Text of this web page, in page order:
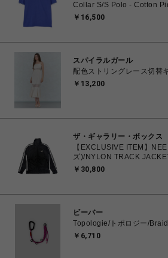
Collar S/S Polo - Cotton
￥16,500
スパイラルガール
配色ストリングレース切替
￥13,200
ザ・ギャラリー・ボックス
【EXCLUSIVE ITEM】
ズ)/NYLON TRACK
￥30,800
ビーバー
Topologie/トポロジー/
￥6,710